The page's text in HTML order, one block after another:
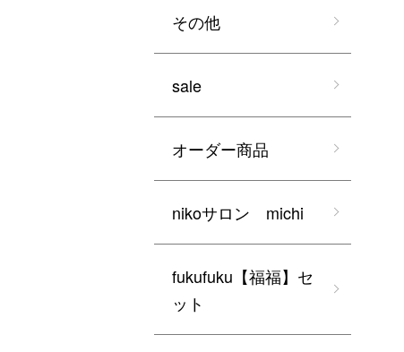
その他
sale
オーダー商品
nikoサロン michi
fukufuku【福福】セ
ット